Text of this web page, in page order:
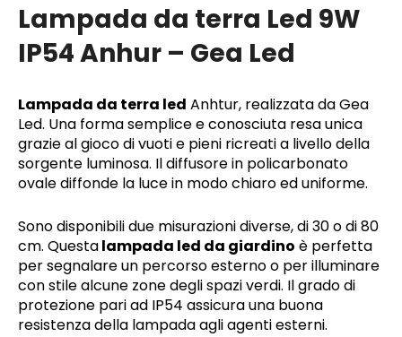
Lampada da terra Led 9W
IP54 Anhur – Gea Led
Lampada da terra led Anhtur, realizzata da Gea
Led. Una forma semplice e conosciuta resa unica
grazie al gioco di vuoti e pieni ricreati a livello della
sorgente luminosa. Il diffusore in policarbonato
ovale diffonde la luce in modo chiaro ed uniforme.
Sono disponibili due misurazioni diverse, di 30 o di 80
cm. Questalampada led da giardino è perfetta
per segnalare un percorso esterno o per illuminare
con stile alcune zone degli spazi verdi. Il grado di
protezione pari ad IP54 assicura una buona
resistenza della lampada agli agenti esterni.